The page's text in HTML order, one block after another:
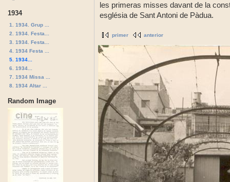
1934
1. 1934. Grup ...
2. 1934. Festa...
3. 1934. Festa...
4. 1934 Festa ...
5. 1934...
6. 1934...
7. 1934 Missa ...
8. 1934 Altar ...
Random Image
les primeras misses davant de la
església de Sant Antoni de Pàdua.
primer anterior